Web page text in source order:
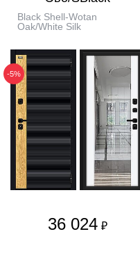
Black Shell-Wotan
Oak/White Silk
-5%
36 024 ₽